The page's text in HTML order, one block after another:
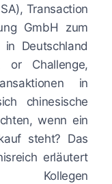
Transaction
GmbH zum
in Deutschland
or Challenge,
in
chinesische
wenn ein
steht? Das
erläutert